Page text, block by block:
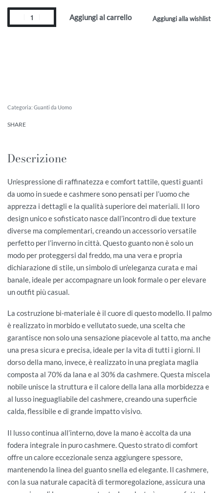
Aggiungi al carrello Aggiungi alla wishlist
Categoria: Guanti da Uomo
SHARE
Descrizione
Un’espressione di raffinatezza e comfort tattile, questi guanti
da uomo in suede e cashmere sono pensati per l’uomo che
apprezza i dettagli e la qualità superiore dei materiali. Il loro
design unico e sofisticato nasce dall’incontro di due texture
diverse ma complementari, creando un accessorio versatile
perfetto per l’inverno in città. Questo guanto non è solo un
modo per proteggersi dal freddo, ma una vera e propria
dichiarazione di stile, un simbolo di un’eleganza curata e mai
banale, ideale per accompagnare un look formale o per elevare
un outfit più casual.
La costruzione bi-materiale è il cuore di questo modello. Il palmo
è realizzato in morbido e vellutato suede, una scelta che
garantisce non solo una sensazione piacevole al tatto, ma anche
una presa sicura e precisa, ideale per la vita di tutti i giorni. Il
dorso della mano, invece, è realizzato in una pregiata maglia
composta al 70% da lana e al 30% da cashmere. Questa miscela
nobile unisce la struttura e il calore della lana alla morbidezza e
al lusso ineguagliabile del cashmere, creando una superficie
calda, flessibile e di grande impatto visivo.
Il lusso continua all’interno, dove la mano è accolta da una
fodera integrale in puro cashmere. Questo strato di comfort
offre un calore eccezionale senza aggiungere spessore,
mantenendo la linea del guanto snella ed elegante. Il cashmere,
con la sua naturale capacità di termoregolazione, assicura una